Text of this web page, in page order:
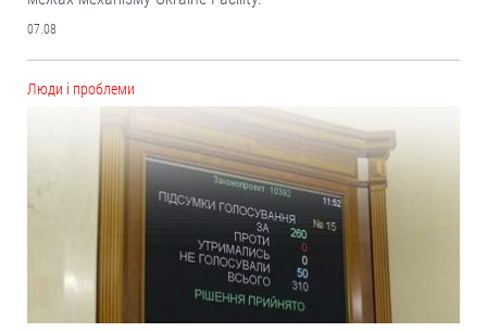
07.08
Люди і проблеми